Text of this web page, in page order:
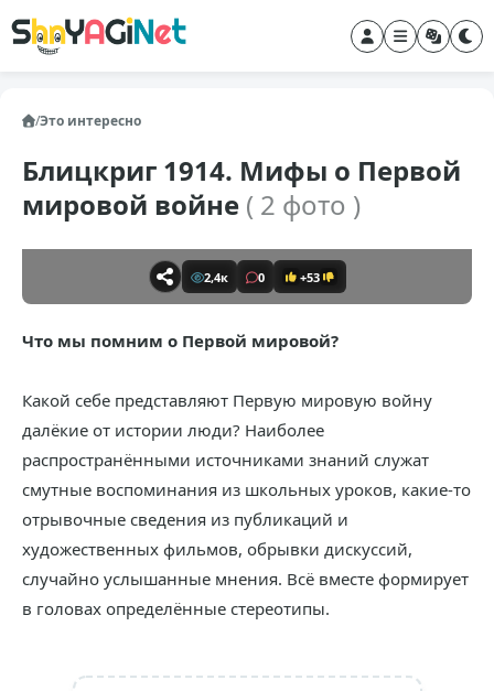
/Это интересно
Блицкриг 1914. Мифы о Первой
мировой войне ( 2 фото )
2,4к 0 +53
Что мы помним о Первой мировой?
Какой себе представляют Первую мировую войну
далёкие от истории люди? Наиболее
распространёнными источниками знаний служат
смутные воспоминания из школьных уроков, какие-то
отрывочные сведения из публикаций и
художественных фильмов, обрывки дискуссий,
случайно услышанные мнения. Всё вместе формирует
в головах определённые стереотипы.